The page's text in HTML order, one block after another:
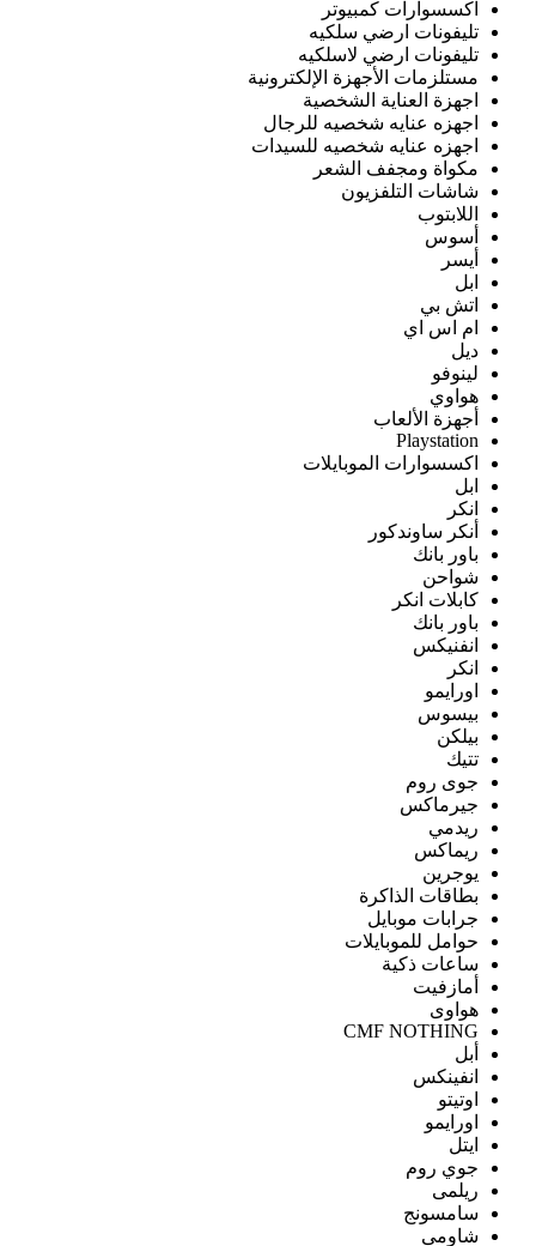
اكسسوارات كمبيوتر
تليفونات ارضي سلكيه
تليفونات ارضي لاسلكيه
مستلزمات الأجهزة الإلكترونية
اجهزة العناية الشخصية
اجهزه عنايه شخصيه للرجال
اجهزه عنايه شخصيه للسيدات
مكواة ومجفف الشعر
شاشات التلفزيون
اللابتوب
أسوس
أيسر
ابل
اتش بي
ام اس اي
ديل
لينوفو
هواوي
أجهزة الألعاب
Playstation
اكسسوارات الموبايلات
ابل
انكر
أنكر ساوندكور
باور بانك
شواحن
كابلات انكر
باور بانك
انفنيكس
انكر
اورايمو
بيسوس
بيلكن
تتيك
جوى روم
جيرماكس
ريدمي
ريماكس
يوجرين
بطاقات الذاكرة
جرابات موبايل
حوامل للموبايلات
ساعات ذكية
أمازفيت
هواوى
CMF NOTHING
أبل
انفينكس
اوتيتو
اورايمو
ايتل
جوي روم
ريلمى
سامسونج
شاومى